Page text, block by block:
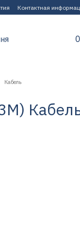
Контактная
Кабель